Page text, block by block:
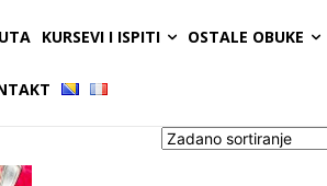
KURSEVI I ISPITI OSTALE OBUKE